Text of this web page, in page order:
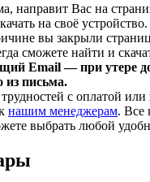
направит Вас на
на своё устройство.
вы закрыли
сможете найти и
Email — при утере
из письма.
с оплатой
нашим менеджерам. Все
выбрать любой